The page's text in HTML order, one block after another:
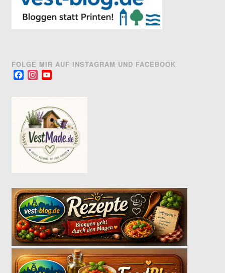
FOLGE MIR AUF INSTAGRAM UND FACEBOOK
FacebookInstagram